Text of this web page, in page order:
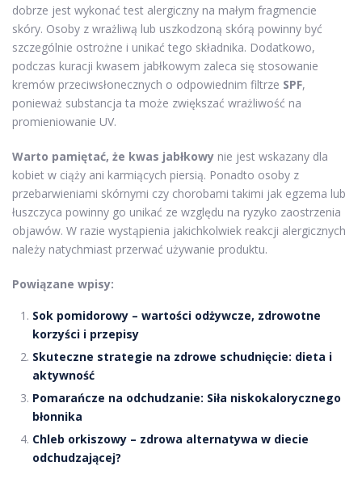
dobrze jest wykonać test alergiczny na małym fragmencie
skóry. Osoby z wrażliwą lub uszkodzoną skórą powinny być
szczególnie ostrożne i unikać tego składnika. Dodatkowo,
podczas kuracji kwasem jabłkowym zaleca się stosowanie
kremów przeciwsłonecznych o odpowiednim filtrze SPF,
ponieważ substancja ta może zwiększać wrażliwość na
promieniowanie UV.
Warto pamiętać, że kwas jabłkowy nie jest wskazany dla
kobiet w ciąży ani karmiących piersią. Ponadto osoby z
przebarwieniami skórnymi czy chorobami takimi jak egzema lub
łuszczyca powinny go unikać ze względu na ryzyko zaostrzenia
objawów. W razie wystąpienia jakichkolwiek reakcji alergicznych
należy natychmiast przerwać używanie produktu.
Powiązane wpisy:
Sok pomidorowy – wartości odżywcze, zdrowotne
korzyści i przepisy
Skuteczne strategie na zdrowe schudnięcie: dieta i
aktywność
Pomarańcze na odchudzanie: Siła niskokalorycznego
błonnika
Chleb orkiszowy – zdrowa alternatywa w diecie
odchudzającej?